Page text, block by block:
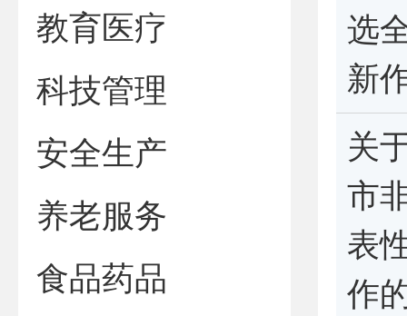
教育医疗
科技管理
安全生产
养老服务
食品药品
选
新
关
市
表
作